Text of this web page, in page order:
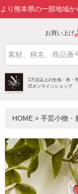
の一部地域からのご
お買い上げ
1万点以上の生地・布・
式オンラインショップ
HOME > 手芸小物・